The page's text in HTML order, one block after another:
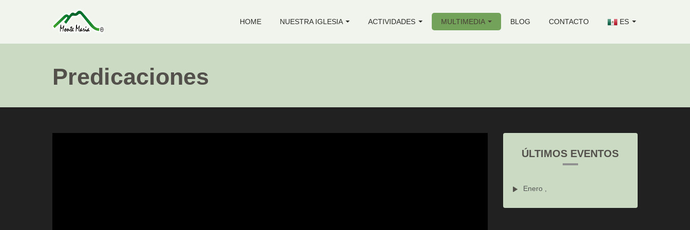
HOME NUESTRA IGLESIA ACTIVIDADES MULTIMEDIA BLOG CONTACTO ES
Predicaciones
ÚLTIMOS EVENTOS
Enero ,